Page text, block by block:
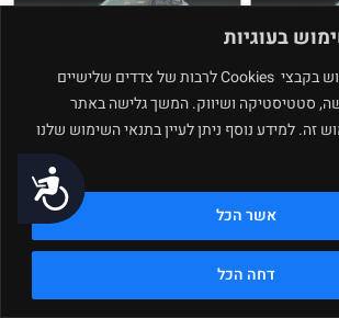
נגישות
בעוגיות
באתר זה נעשה שימוש בקבצי Cookies לרבות של צדדים שלישיים
סטטיסטיקה ושיווק. המשך גלישה באתר
זה. למידע נוסף ניתן לעיין בתנאי השימוש שלנו
דחה הכל
אשר הכל
פרטים
Kia Rio
מחיר buy and drive
89,000 ₪
Whatsapp
קבלת הצעה פרטים